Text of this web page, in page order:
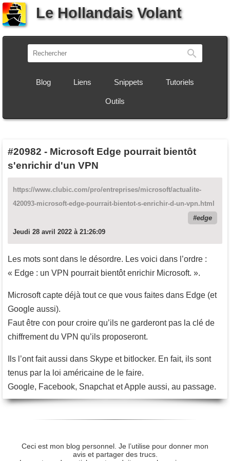
Le Hollandais Volant
Blog Liens Snippets Tutoriels
Outils
#20982 - Microsoft Edge pourrait bientôt
s'enrichir d'un VPN
https://www.clubic.com/pro/entreprises/microsoft/actualite-
420093-microsoft-edge-pourrait-bientot-s-enrichir-d-un-vpn.html
edge
Jeudi 28 avril 2022 à 21:26:09
Les mots sont dans le désordre. Les voici dans l’ordre :
« Edge : un VPN pourrait bientôt enrichir Microsoft. ».
Microsoft capte déjà tout ce que vous faites dans Edge (et
Google aussi).
Faut être con pour croire qu’ils ne garderont pas la clé de
chiffrement du VPN qu’ils proposeront.
Ils l’ont fait aussi dans Skype et bitlocker. En fait, ils sont
tenus par la loi américaine de le faire.
Google, Facebook, Snapchat et Apple aussi, au passage.
Ceci est mon blog personnel. Je l’utilise pour donner mon
avis et partager des trucs.